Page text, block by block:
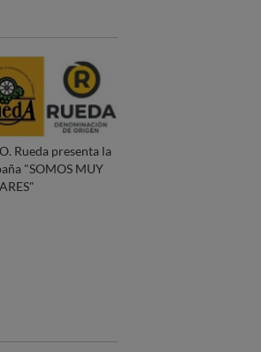
Rueda presenta la
"SOMOS MUY